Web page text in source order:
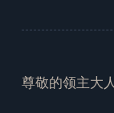
尊敬的领主大